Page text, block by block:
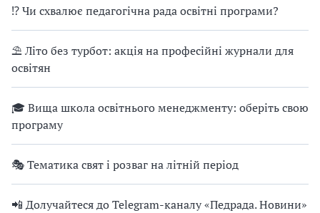
⁉ Чи схвалює педагогічна рада освітні програми?
⛱ Літо без турбот: акція на професійні журнали для
освітян
🎓 Вища школа освітнього менеджменту: оберіть свою
програму
🎭 Тематика свят і розваг на літній період
📲 Долучайтеся до Telegram-каналу «Педрада. Новини»